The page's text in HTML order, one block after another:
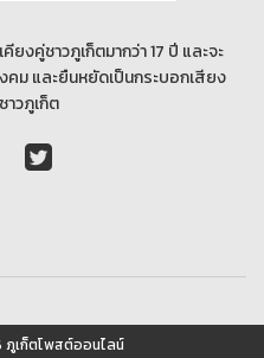
งคู่ชาวภูเก็ตมากว่า 17 ปี และจะ
ม และยืนหยัดเป็นกระบอกเสียง
วภูเก็ต
เก็ตโพสต์ออนไลน์